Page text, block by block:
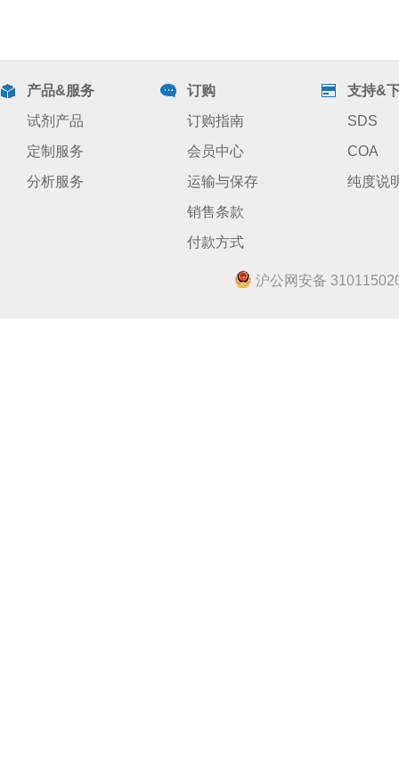
产品&服务
试剂产品
定制服务
分析服务
订购
订购指南
会员中心
运输与保存
销售条款
付款方式
支持&
SDS
COA
纯度说
沪公网安备